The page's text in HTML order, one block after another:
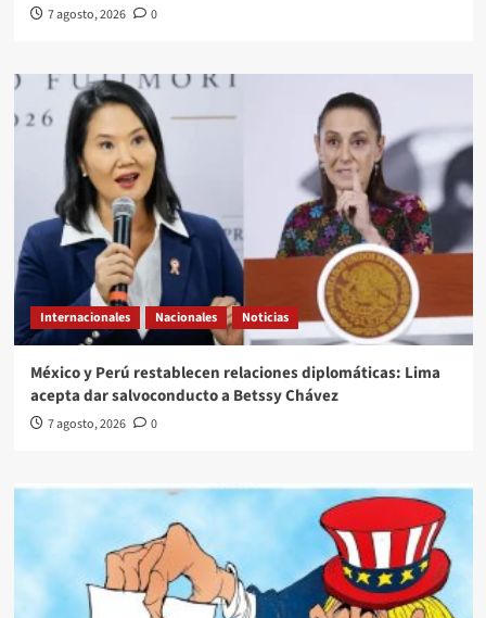
7 agosto, 2026 0
Internacionales Nacionales Noticias
México y Perú restablecen relaciones diplomáticas: Lima
acepta dar salvoconducto a Betssy Chávez
7 agosto, 2026 0